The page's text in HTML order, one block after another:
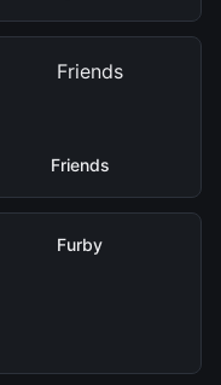
Friends
Furby